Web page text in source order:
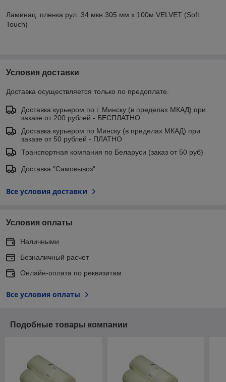
Ламинац. пленка рул. 34 мкн 305 мм х 100м VELVET (Soft
Touch)
Условия доставки
Доставка осуществляется только по предоплате.
Доставка курьером по г. Минску (в пределах МКАД) при
заказе от 200 рублей - БЕСПЛАТНО
Доставка курьером по Минску (в пределах МКАД) при
заказе от 50 рублей - ПЛАТНО
Транспортная компания по Беларуси (заказ от 50 руб)
Доставка "Самовывоз"
Все условия доставки
Условия оплаты
Наличными
Безналичный расчет
Онлайн-оплата по реквизитам
Все условия оплаты
Подобные товары компании